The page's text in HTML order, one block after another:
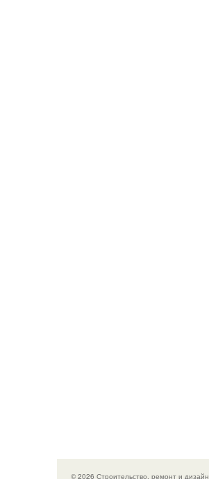
© 2026 Строительство, ремонт и дизайн